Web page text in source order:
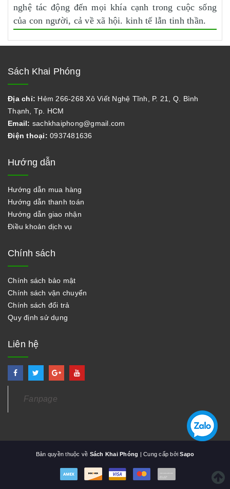
nghệ tác động đến mọi khía cạnh trong cuộc sống
của con người, cả về xã hội. kinh tế lẫn tinh thần.
Sách Khai Phóng
Địa chỉ: Hẻm 266-268 Xô Viết Nghệ Tĩnh, P. 21, Q. Bình
Thạnh, Tp. HCM
Email: sachkhaiphong@gmail.com
Điện thoại: 0937481636
Hướng dẫn
Hướng dẫn mua hàng
Hướng dẫn thanh toán
Hướng dẫn giao nhận
Điều khoản dịch vụ
Chính sách
Chính sách bảo mật
Chính sách vận chuyển
Chính sách đổi trả
Quy định sử dụng
Liên hệ
Fanpage
Bản quyền thuộc về Sách Khai Phóng | Cung cấp bởiSapo